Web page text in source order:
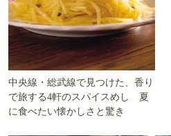
中央線・総武線で見つけた、香り
で旅する4軒のスパイスめし 夏
に食べたい懐かしさと驚き